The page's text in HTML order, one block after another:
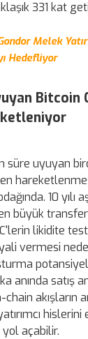
331 kat
Melek
Hedefliyor
Bitcoin
süre uyuyan
10 yılı
büyük
likidite
vermesi
anında satış
akışların
yol açabilir.